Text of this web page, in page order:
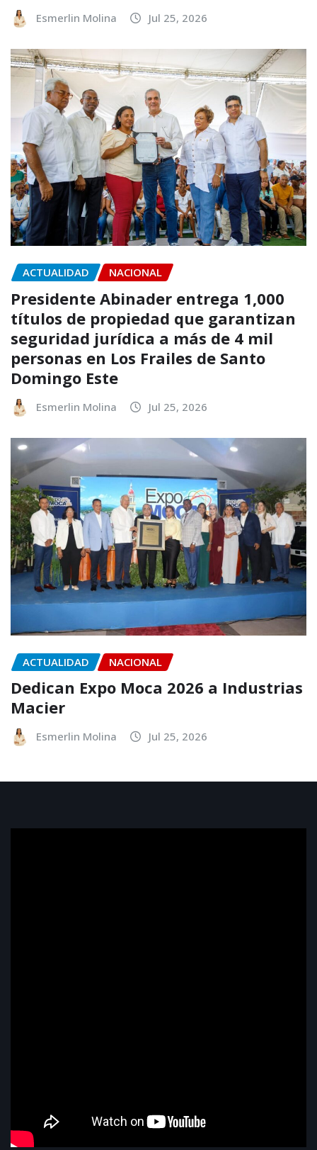
Esmerlin Molina Jul 25, 2026
ACTUALIDAD NACIONAL
Presidente Abinader entrega 1,000
títulos de propiedad que garantizan
seguridad jurídica a más de 4 mil
personas en Los Frailes de Santo
Domingo Este
Esmerlin Molina Jul 25, 2026
ACTUALIDAD NACIONAL
Dedican Expo Moca 2026 a Industrias
Macier
Esmerlin Molina Jul 25, 2026